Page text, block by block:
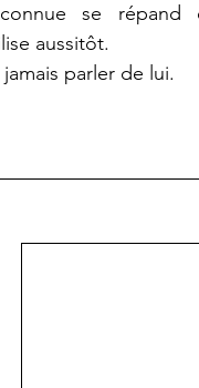
se répand
aussitôt.
parler de lui.